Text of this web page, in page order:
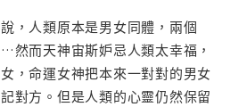
，人類原本是男女同體，兩個
然而天神宙斯妒忌人類太幸福，
，命運女神把本來一對對的男女
對方。但是人類的心靈仍然保留